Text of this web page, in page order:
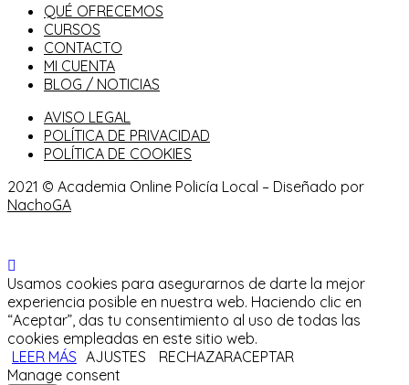
QUÉ OFRECEMOS
CURSOS
CONTACTO
MI CUENTA
BLOG / NOTICIAS
AVISO LEGAL
POLÍTICA DE PRIVACIDAD
POLÍTICA DE COOKIES
2021 © Academia Online Policía Local – Diseñado por
NachoGA
Usamos cookies para asegurarnos de darte la mejor
experiencia posible en nuestra web. Haciendo clic en
“Aceptar”, das tu consentimiento al uso de todas las
cookies empleadas en este sitio web.
LEER MÁS AJUSTES RECHAZARACEPTAR
Manage consent